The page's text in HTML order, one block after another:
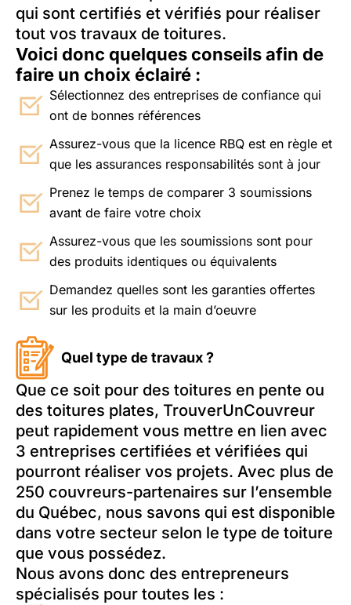
qui sont certifiés et vérifiés pour réaliser
tout vos travaux de toitures.
Voici donc quelques conseils afin de
faire un choix éclairé :
Sélectionnez des entreprises de confiance qui
ont de bonnes références
Assurez-vous que la licence RBQ est en règle et
que les assurances responsabilités sont à jour
Prenez le temps de comparer 3 soumissions
avant de faire votre choix
Assurez-vous que les soumissions sont pour
des produits identiques ou équivalents
Demandez quelles sont les garanties offertes
sur les produits et la main d’oeuvre
Quel type de travaux ?
Que ce soit pour des toitures en pente ou
des toitures plates, TrouverUnCouvreur
peut rapidement vous mettre en lien avec
3 entreprises certifiées et vérifiées qui
pourront réaliser vos projets. Avec plus de
250 couvreurs-partenaires sur l’ensemble
du Québec, nous savons qui est disponible
dans votre secteur selon le type de toiture
que vous possédez.
Nous avons donc des entrepreneurs
spécialisés pour toutes les :